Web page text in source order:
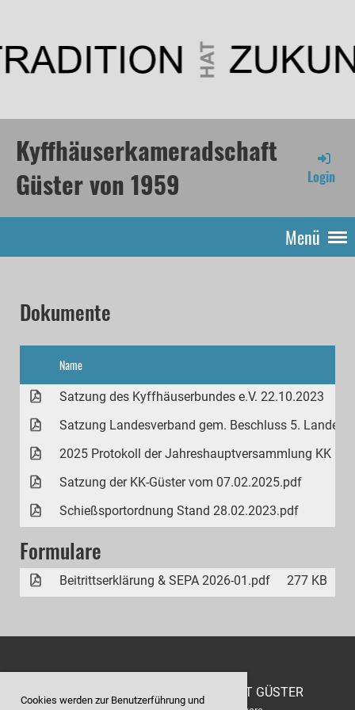
Cookies werden zur Benutzerführung und
Kyffhäuserkameradschaft
Güster von 1959
Login
Menü
Dokumente
Name
Satzung des Kyffhäuserbundes e.V. 22.10.2023
Satzung Landesverband gem. Beschluss 5.
2025 Protokoll der Jahreshauptversammlung KK
Satzung der KK-Güster vom 07.02.2025.pdf
Schießsportordnung Stand 28.02.2023.pdf
Formulare
Beitrittserklärung & SEPA 2026-01.pdf 277 KB
© KYFFHÄUSER-KAMERADSCHAFT GÜSTER